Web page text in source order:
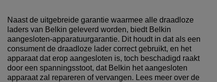
Naast de uitgebreide garantie waarmee alle draadloze
laders van Belkin geleverd worden, biedt Belkin
aangesloten-apparatuurgarantie. Dit houdt in dat als een
consument de draadloze lader correct gebruikt, en het
apparaat dat erop aangesloten is, toch beschadigd raakt
door een spanningsstoot, dat Belkin het aangesloten
apparaat zal repareren of vervangen. Lees meer over de